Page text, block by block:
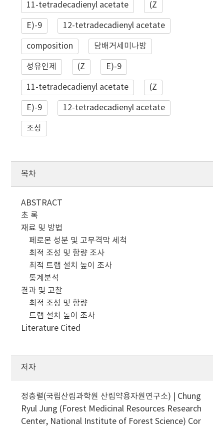
11-tetradecadienyl acetate (Z
E)-9 12-tetradecadienyl acetate
composition 담배거세미나방
성유인제 (Z E)-9
11-tetradecadienyl acetate (Z
E)-9 12-tetradecadienyl acetate
조성
목차
ABSTRACT
초 록
재료 및 방법
페로몬 성분 및 고무격막 세척
최적 조성 및 함량 조사
최적 트랩 설치 높이 조사
통계분석
결과 및 고찰
최적 조성 및 함량
트랩 설치 높이 조사
Literature Cited
저자
정충렬(국립산림과학원 산림약용자원연구소) | Chung
Ryul Jung (Forest Medicinal Resources Research
Center, National Institute of Forest Science) Cor